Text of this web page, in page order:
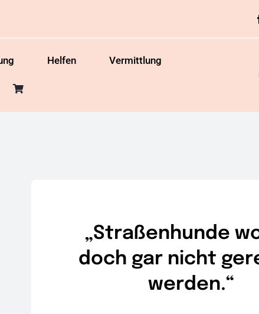
Helfen Vermittlung
„Straßenhunde
doch gar nicht
werden.“